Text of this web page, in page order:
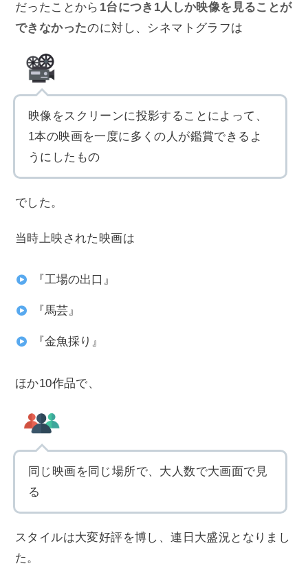
だったことから 1台につき1人しか映像を見ることが
できなかったのに対し、シネマトグラフは
映像をスクリーンに投影することによって、
1本の映画を一度に多くの人が鑑賞できるよ
うにしたもの
でした。
当時上映された映画は
『工場の出口』
『馬芸』
『金魚採り』
ほか10作品で、
同じ映画を同じ場所で、大人数で大画面で見
る
スタイルは大変好評を博し、連日大盛況となりまし
た。